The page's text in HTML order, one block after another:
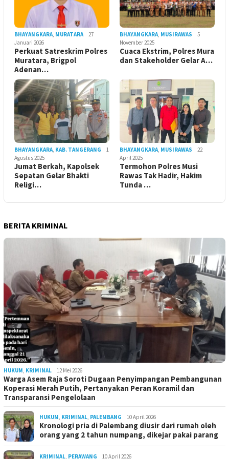
BHAYANGKARA, MURATARA
27
Januari 2026
Perkuat Satreskrim Polres
Muratara, Brigpol
Adenan…
BHAYANGKARA, MUSIRAWAS
5
November 2025
Cuaca Ekstrim, Polres Mura
dan Stakeholder Gelar A…
BHAYANGKARA, KAB. TANGERANG
1
Agustus 2025
Jumat Berkah, Kapolsek
Sepatan Gelar Bhakti
Religi…
BHAYANGKARA, MUSIRAWAS
22
April 2025
Termohon Polres Musi
Rawas Tak Hadir, Hakim
Tunda …
BERITA KRIMINAL
HUKUM, KRIMINAL 12 Mei 2026
Warga Asem Raja Soroti Dugaan Penyimpangan Pembangunan
Koperasi Merah Putih, Pertanyakan Peran Koramil dan
Transparansi Pengelolaan
HUKUM, KRIMINAL, PALEMBANG 10 April 2026
Kronologi pria di Palembang diusir dari rumah oleh
orang yang 2 tahun numpang, dikejar pakai parang
KRIMINAL, PERAWANG 10 April 2026